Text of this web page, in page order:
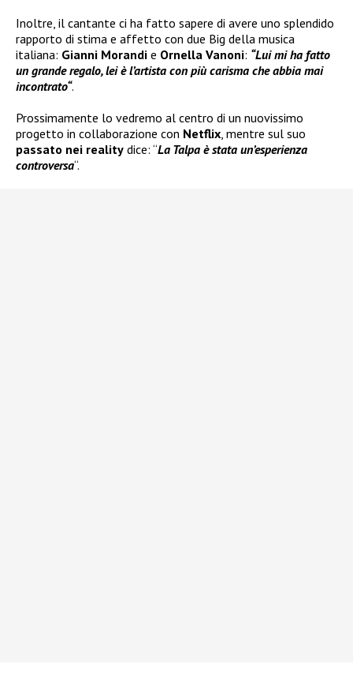
Inoltre, il cantante ci ha fatto sapere di avere uno splendido
rapporto di stima e affetto con due Big della musica
italiana: Gianni Morandi e Ornella Vanoni: “Lui mi ha fatto
un grande regalo, lei è l’artista con più carisma che abbia mai
incontrato“.
Prossimamente lo vedremo al centro di un nuovissimo
progetto in collaborazione con Netflix , mentre sul suo
passato nei reality dice: “La Talpa è stata un’esperienza
controversa“.